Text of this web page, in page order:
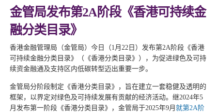
金管局发布第2A阶段《香港可持续金
融分类目录》
香港金融管理局（金管局）今日（1月22日）发布第2A阶段《香港
可持续金融分类目录》（《香港分类目录》），为促进绿色及可持
续资金融通及支持区内低碳转型迈出重要一步。
金管局分阶段制定《香港分类目录》，旨在建立一套稳健及透明的
框架，以界定对绿色及可持续发展有贡献的经济活动。继2024年5
月发布第一阶段《香港分类目录》，金管局于2025年9月 就第2A阶